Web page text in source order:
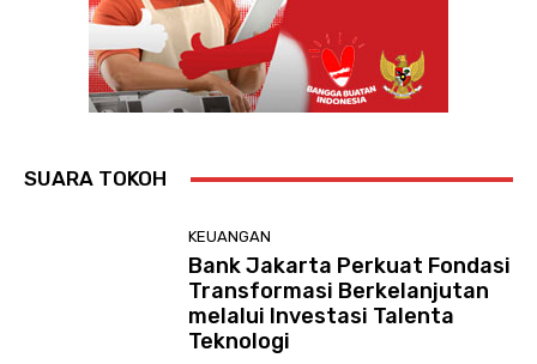
SUARA TOKOH
KEUANGAN
Bank Jakarta Perkuat Fondasi
Transformasi Berkelanjutan
melalui Investasi Talenta
Teknologi